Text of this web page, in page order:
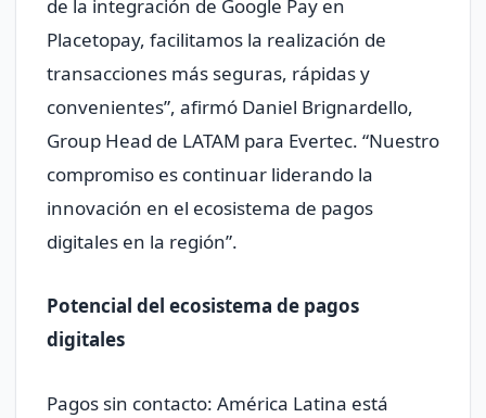
de la integración de Google Pay en
Placetopay, facilitamos la realización de
transacciones más seguras, rápidas y
convenientes”, afirmó Daniel Brignardello,
Group Head de LATAM para Evertec. “Nuestro
compromiso es continuar liderando la
innovación en el ecosistema de pagos
digitales en la región”.
Potencial del ecosistema de pagos
digitales
Pagos sin contacto: América Latina está